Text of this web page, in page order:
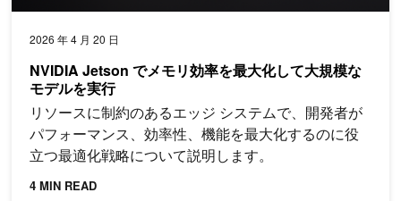
2026 年 4 月 20 日
NVIDIA Jetson でメモリ効率を最大化して大規模な
モデルを実行
リソースに制約のあるエッジ システムで、開発者が
パフォーマンス、効率性、機能を最大化するのに役
立つ最適化戦略について説明します。
4 MIN READ